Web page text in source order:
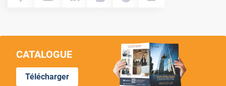
CATALOGUE
Télécharger